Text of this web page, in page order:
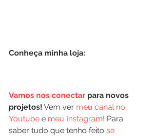
Conheça minha loja:
Vamos nos conectar para novos
projetos! Vem ver meu canal no
Youtube e meu Instagram! Para
saber tudo que tenho feito se